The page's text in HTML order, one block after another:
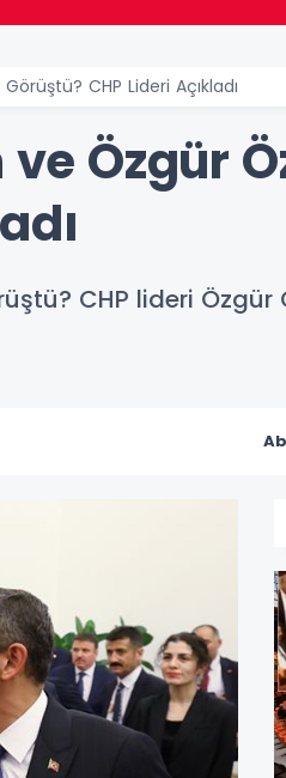
CHP Lideri Açıkladı
Özgür
CHP lideri